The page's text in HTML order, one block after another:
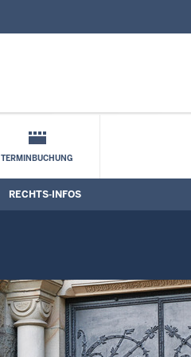
TERMINBUCHUNG
RECHTS-INFOS